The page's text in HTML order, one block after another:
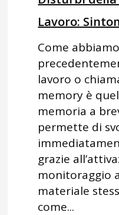
Lavoro:
Come
lavoro o
memory è
memoria a
permette di
grazie
monitoraggio
materiale
come...